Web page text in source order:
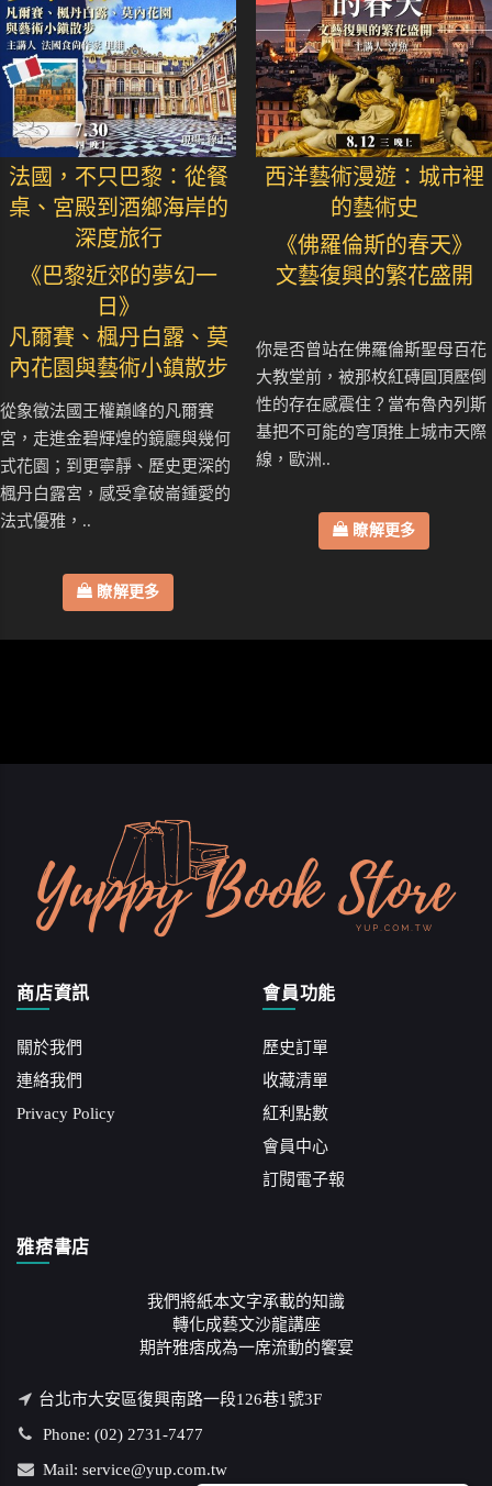
法國，不只巴黎：從餐
桌、宮殿到酒鄉海岸的
深度旅行
《巴黎近郊的夢幻一
日》
凡爾賽、楓丹白露、莫
內花園與藝術小鎮散步
從象徵法國王權巔峰的凡爾賽
宮，走進金碧輝煌的鏡廳與幾何
式花園；到更寧靜、歷史更深的
楓丹白露宮，感受拿破崙鍾愛的
法式優雅，..
瞭解更多
西洋藝術漫遊：城市裡
的藝術史
《佛羅倫斯的春天》
文藝復興的繁花盛開
你是否曾站在佛羅倫斯聖母百花
大教堂前，被那枚紅磚圓頂壓倒
性的存在感震住？當布魯內列斯
基把不可能的穹頂推上城市天際
線，歐洲..
瞭解更多
商店資訊
關於我們
連絡我們
Privacy Policy
會員功能
歷史訂單
收藏清單
紅利點數
會員中心
訂閱電子報
雅痞書店
我們將紙本文字承載的知識
轉化成藝文沙龍講座
期許雅痞成為一席流動的饗宴
台北市大安區復興南路一段126巷1號3F
Phone: (02) 2731-7477
Mail: service@yup.com.tw